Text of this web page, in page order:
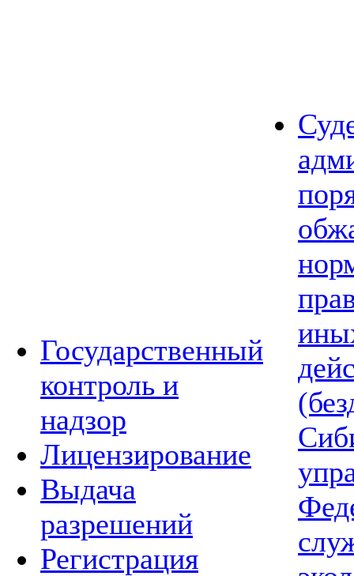
Государственный
контроль и
надзор
Лицензирование
Выдача
разрешений
Регистрация